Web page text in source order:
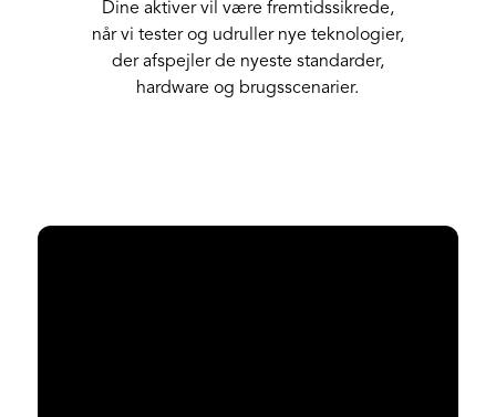
Dine aktiver vil være fremtidssikrede,
når vi tester og udruller nye teknologier,
der afspejler de nyeste standarder,
hardware og brugsscenarier.